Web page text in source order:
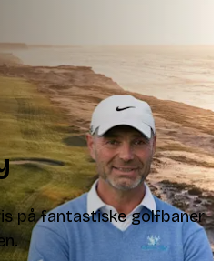
på fantastiske golfbaner